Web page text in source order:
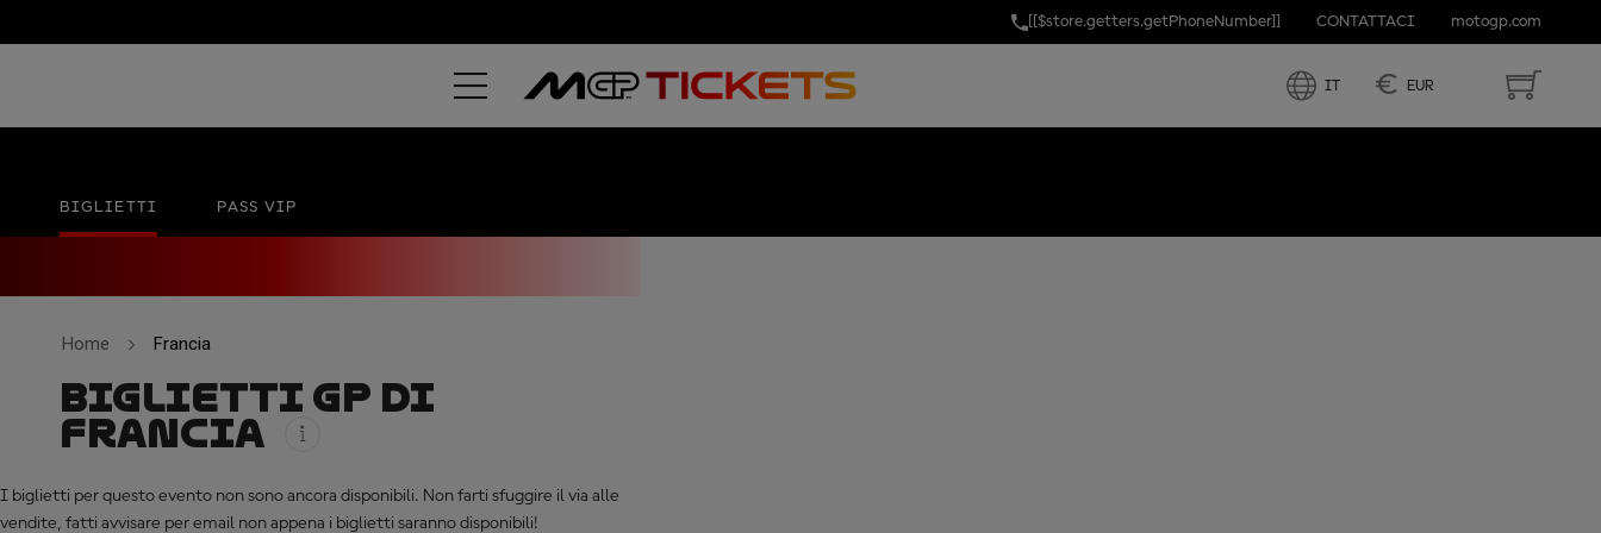
[[$store.getters.getPhoneNumber]] CONTATTACI motogp.com
IT € EUR
MICHELIN ® GRAND PRIX OF FRANCE
BIGLIETTI PASS VIP
Home Francia
BIGLIETTI GP DI
FRANCIA
I biglietti per questo evento non sono ancora disponibili. Non farti sfuggire il via alle
vendite, fatti avvisare per email non appena i biglietti saranno disponibili!